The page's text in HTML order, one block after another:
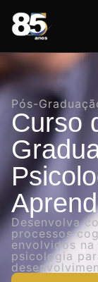
Pós-
Curso
Desenvolva
processos
envolvidos
psicologia